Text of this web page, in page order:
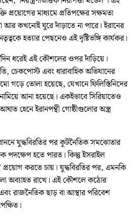
প্রয়োগের মাধ্যমে প্রতিপক্ষের সক্ষমতা
আর কখনোই ঘুরে দাঁড়াতে না পারে। ইরানের
হত্যার পেছনেও এই দৃষ্টিভঙ্গি কার্যকর।
ধরেই এই কৌশলের ওপর দাঁড়িয়ে।
চেকপোস্ট এবং ধারাবাহিক অভিযানের
গড়ে তোলা হয়েছে, যেখানে ফিলিস্তিনিদের
নামিয়ে আনা হয়েছে। একইভাবে সিরিয়াতেও
হেনে ইরানপন্থী গোষ্ঠীগুলোর অস্ত্র
যুদ্ধবিরতির পর কূটনৈতিক সমঝোতার
পদক্ষেপ হতে পারত। কিন্তু ইসরাইল
প্রয়োগ করতে চায়। যুদ্ধবিরতির পর, এমনকি
অব্যাহত রাখে। এই কৌশলে কঠোর
রাজনৈতিক ছাড় বা আস্থার পরিবেশ